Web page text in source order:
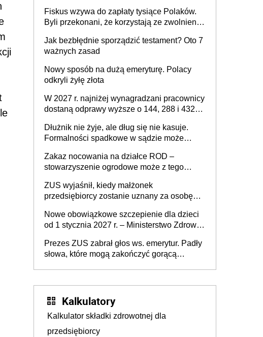
Fiskus wzywa do zapłaty tysiące Polaków.
Byli przekonani, że korzystają ze zwolnienia
Jak bezbłędnie sporządzić testament? Oto 7
ważnych zasad
Nowy sposób na dużą emeryturę. Polacy
odkryli żyłę złota
W 2027 r. najniżej wynagradzani pracownicy
dostaną odprawy wyższe o 144, 288 i 432
Dłużnik nie żyje, ale dług się nie kasuje.
Formalności spadkowe w sądzie może
zmarłego
Zakaz nocowania na działce ROD –
stowarzyszenie ogrodowe może z tego
działki (wypowiedzieć dzierżawę)?
ZUS wyjaśnił, kiedy małżonek
przedsiębiorcy zostanie uznany za osobę
Nowe obowiązkowe szczepienie dla dzieci
od 1 stycznia 2027 r. – Ministerstwo Zdrowia
2027 r.
Prezes ZUS zabrał głos ws. emerytur. Padły
słowa, które mogą zakończyć gorącą
Kalkulatory
Kalkulator składki zdrowotnej dla
przedsiębiorcy